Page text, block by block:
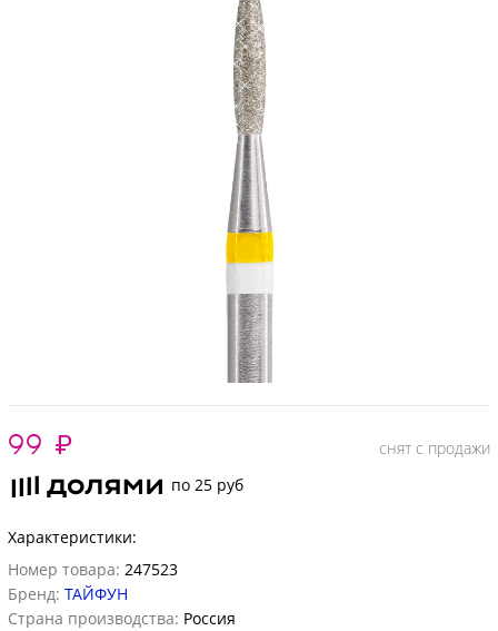
99 ₽
снят с продажи
по 25 руб
Характеристики:
Номер товара: 247523
Бренд: ТАЙФУН
Страна производства: Россия